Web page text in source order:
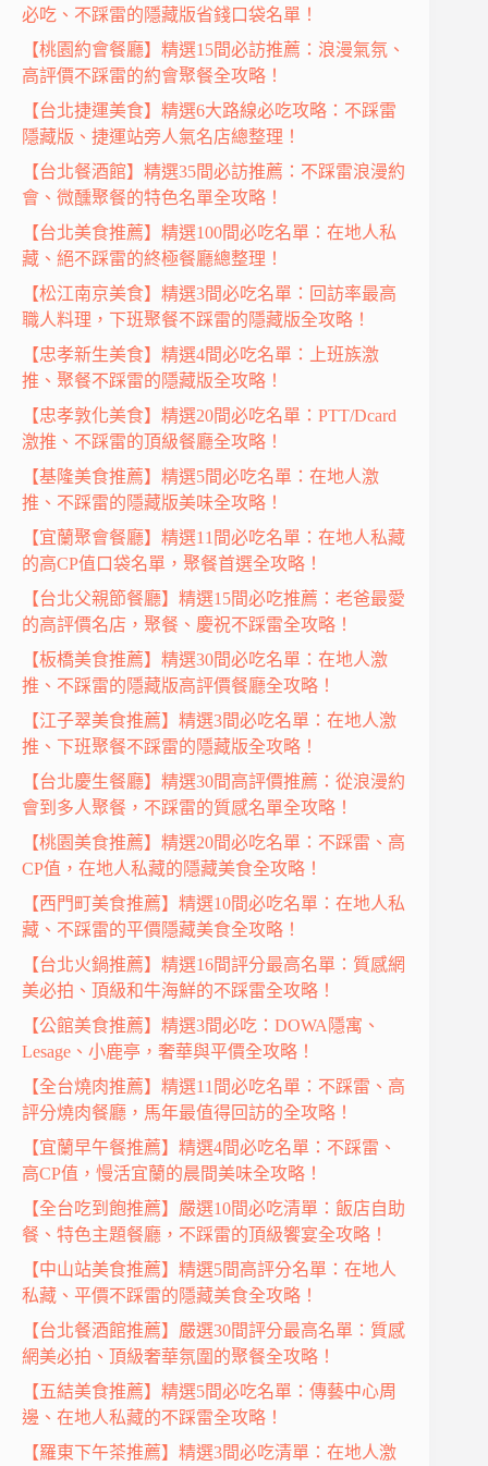
必吃、不踩雷的隱藏版省錢口袋名單！
【桃園約會餐廳】精選15間必訪推薦：浪漫氣氛、
高評價不踩雷的約會聚餐全攻略！
【台北捷運美食】精選6大路線必吃攻略：不踩雷
隱藏版、捷運站旁人氣名店總整理！
【台北餐酒館】精選35間必訪推薦：不踩雷浪漫約
會、微醺聚餐的特色名單全攻略！
【台北美食推薦】精選100間必吃名單：在地人私
藏、絕不踩雷的終極餐廳總整理！
【松江南京美食】精選3間必吃名單：回訪率最高
職人料理，下班聚餐不踩雷的隱藏版全攻略！
【忠孝新生美食】精選4間必吃名單：上班族激
推、聚餐不踩雷的隱藏版全攻略！
【忠孝敦化美食】精選20間必吃名單：PTT/Dcard
激推、不踩雷的頂級餐廳全攻略！
【基隆美食推薦】精選5間必吃名單：在地人激
推、不踩雷的隱藏版美味全攻略！
【宜蘭聚會餐廳】精選11間必吃名單：在地人私藏
的高CP值口袋名單，聚餐首選全攻略！
【台北父親節餐廳】精選15間必吃推薦：老爸最愛
的高評價名店，聚餐、慶祝不踩雷全攻略！
【板橋美食推薦】精選30間必吃名單：在地人激
推、不踩雷的隱藏版高評價餐廳全攻略！
【江子翠美食推薦】精選3間必吃名單：在地人激
推、下班聚餐不踩雷的隱藏版全攻略！
【台北慶生餐廳】精選30間高評價推薦：從浪漫約
會到多人聚餐，不踩雷的質感名單全攻略！
【桃園美食推薦】精選20間必吃名單：不踩雷、高
CP值，在地人私藏的隱藏美食全攻略！
【西門町美食推薦】精選10間必吃名單：在地人私
藏、不踩雷的平價隱藏美食全攻略！
【台北火鍋推薦】精選16間評分最高名單：質感網
美必拍、頂級和牛海鮮的不踩雷全攻略！
【公館美食推薦】精選3間必吃：DOWA隱寓、
Lesage、小鹿亭，奢華與平價全攻略！
【全台燒肉推薦】精選11間必吃名單：不踩雷、高
評分燒肉餐廳，馬年最值得回訪的全攻略！
【宜蘭早午餐推薦】精選4間必吃名單：不踩雷、
高CP值，慢活宜蘭的晨間美味全攻略！
【全台吃到飽推薦】嚴選10間必吃清單：飯店自助
餐、特色主題餐廳，不踩雷的頂級饗宴全攻略！
【中山站美食推薦】精選5間高評分名單：在地人
私藏、平價不踩雷的隱藏美食全攻略！
【台北餐酒館推薦】嚴選30間評分最高名單：質感
網美必拍、頂級奢華氛圍的聚餐全攻略！
【五結美食推薦】精選5間必吃名單：傳藝中心周
邊、在地人私藏的不踩雷全攻略！
【羅東下午茶推薦】精選3間必吃清單：在地人激